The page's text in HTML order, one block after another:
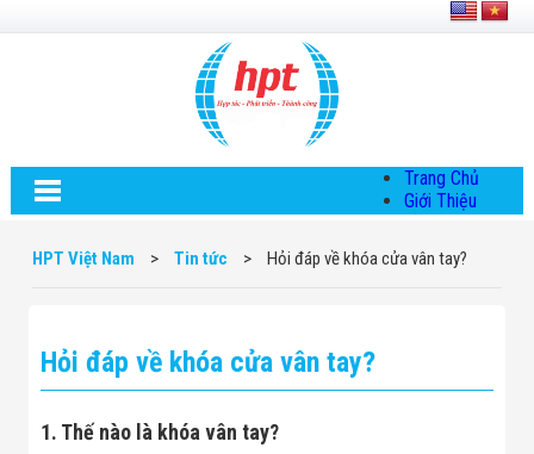
Trang Chủ
Giới Thiệu
Nam
Hội Đồng Quản
HPT Việt Nam > Tin tức > Hỏi đáp về khóa cửa vân tay?
Hỏi đáp về khóa cửa vân tay?
1. Thế nào là khóa vân tay?